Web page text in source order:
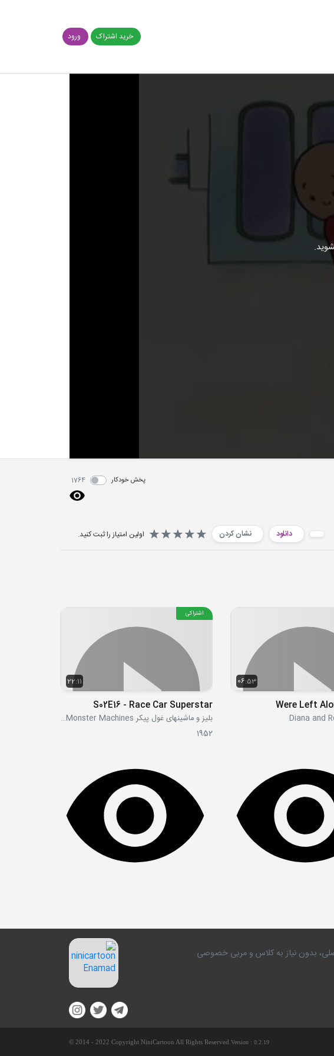
خرید اشتراک
ورود
پخش خودکار 1764
دانلود نشان کردن اولین امتیاز را ثبت کنید.
06:53
Were Left
22:11
اشتراکی
S02E16 - Race Car Superstar
بلیز و ماشینهای غول پیکر Blaze and the Monster Machines
1952
بدون نیاز به کلاس و مربی خصوصی
© 2014 - 2022 Copyright NiniCartoon All Rights Reserved. Version : 0.2.19